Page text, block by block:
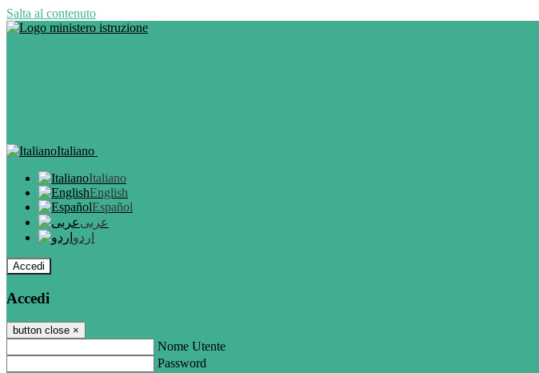
Salta al contenuto
Italiano
Italiano
English
Español
عربى
اردو
Accedi
Accedi
button close ×
Nome Utente
Password